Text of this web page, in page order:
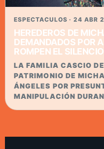
ESPECTACULOS · 24 ABR
HEREDEROS DE
DEMANDADOS POR
ROMPEN EL SILENCIO
LA FAMILIA CASCIO
PATRIMONIO DE
ÁNGELES POR
MANIPULACIÓN